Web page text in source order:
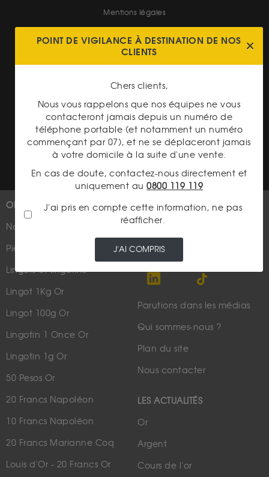
Mentions légales
CGV Gardienor
Cookies
Conditions générales de vente
Conditions générales d'achat
Conditions générales d'utilisation
OR
Nouveautés
Pièces d'or d'investissement
Lingots et lingotins
Lingot 1Kg Or
Lingot 100g Or
Lingotin 1 Once Or
Lingotin 1g Or
50 Pesos Or
20 Francs Napoléon
10 Francs Napoléon
20 Francs Marianne Coq
Louis d'Or - 20 Francs Or
PLUS D'INFOS
Parutions dans les médias
Qui sommes-nous ?
Plan du site
Nous contacter
LES ACTUALITÉS
Or
Argent
Cours de l'or
POINT DE VIGILANCE À DESTINATION DE NOS
CLIENTS
Chers clients,
Nous vous rappelons que nos équipes ne vous
contacteront jamais depuis un numéro de
téléphone portable (et notamment un numéro
commençant par 07), et ne se déplaceront jamais
à votre domicile à la suite d'une vente.
En cas de doute, contactez-nous directement et
uniquement au 0800 119 119
J'ai pris en compte cette information, ne pas
réafficher.
J'AI COMPRIS